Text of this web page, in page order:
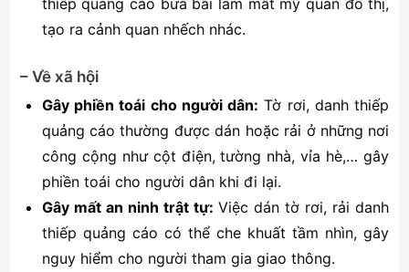
tạo ra cảnh quan nhếch nhác.
– Về xã hội
Gây phiền toái cho người dân: Tờ rơi, danh thiếp
quảng cáo thường được dán hoặc rải ở những nơi
công cộng như cột điện, tường nhà, vỉa hè,… gây
phiền toái cho người dân khi đi lại.
Gây mất an ninh trật tự: Việc dán tờ rơi, rải danh
thiếp quảng cáo có thể che khuất tầm nhìn, gây
nguy hiểm cho người tham gia giao thông.